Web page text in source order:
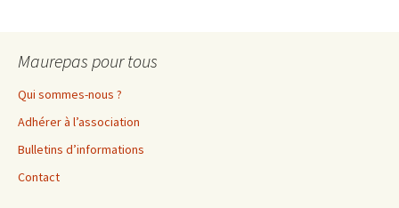
articles
Maurepas pour tous
Qui sommes-nous ?
Adhérer à l’association
Bulletins d’informations
Contact